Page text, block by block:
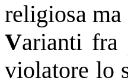
religiosa ma
Varianti fra
violatore lo